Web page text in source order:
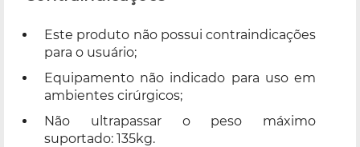
Este produto não possui contraindicações
para o usuário;
Equipamento não indicado para uso em
ambientes cirúrgicos;
Não ultrapassar o peso máximo
suportado: 135kg.